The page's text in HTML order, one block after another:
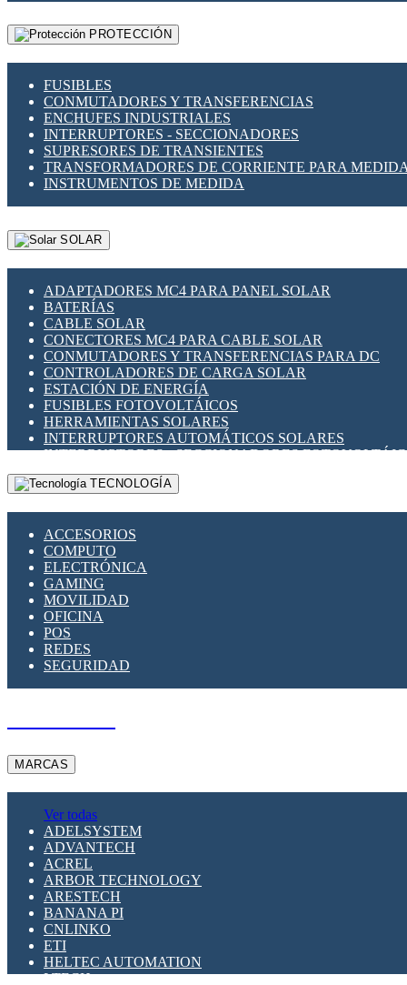
PROTECCIÓN
FUSIBLES
CONMUTADORES Y TRANSFERENCIAS
ENCHUFES INDUSTRIALES
INTERRUPTORES - SECCIONADORES
SUPRESORES DE TRANSIENTES
TRANSFORMADORES DE CORRIENTE PARA
INSTRUMENTOS DE MEDIDA
SOLAR
ADAPTADORES MC4 PARA PANEL SOLAR
BATERÍAS
CABLE SOLAR
CONECTORES MC4 PARA CABLE SOLAR
CONMUTADORES Y TRANSFERENCIAS PARA DC
CONTROLADORES DE CARGA SOLAR
ESTACIÓN DE ENERGÍA
FUSIBLES FOTOVOLTÁICOS
HERRAMIENTAS SOLARES
INTERRUPTORES AUTOMÁTICOS SOLARES
INTERRUPTORES - SECCIONADORES
MONTAJE PANEL SOLAR
PORTA FUSIBLES Y SECCIONADORES
TECNOLOGÍA
ACCESORIOS
COMPUTO
ELECTRÓNICA
GAMING
MOVILIDAD
OFICINA
POS
REDES
SEGURIDAD
MARCAS
Ver todas
ADELSYSTEM
ADVANTECH
ACREL
ARBOR TECHNOLOGY
ARESTECH
BANANA PI
CNLINKO
ETI
HELTEC AUTOMATION
LTECH